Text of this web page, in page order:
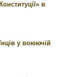
в
у воюючій